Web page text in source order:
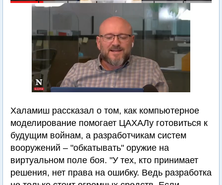
Халамиш рассказал о том, как компьютерное
моделирование помогает ЦАХАЛу готовиться к
будущим войнам, а разработчикам систем
вооружений – "обкатывать" оружие на
виртуальном поле боя. "У тех, кто принимает
решения, нет права на ошибку. Ведь разработка